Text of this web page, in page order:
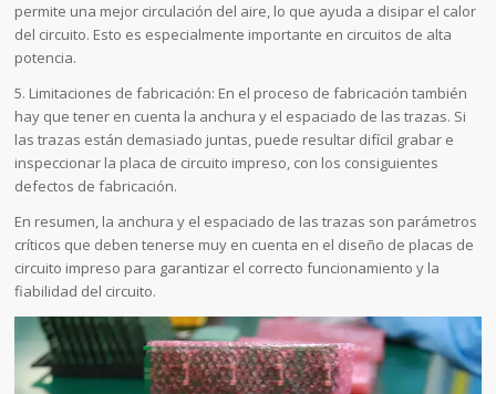
permite una mejor circulación del aire, lo que ayuda a disipar el calor
del circuito. Esto es especialmente importante en circuitos de alta
potencia.
5. Limitaciones de fabricación: En el proceso de fabricación también
hay que tener en cuenta la anchura y el espaciado de las trazas. Si
las trazas están demasiado juntas, puede resultar difícil grabar e
inspeccionar la placa de circuito impreso, con los consiguientes
defectos de fabricación.
En resumen, la anchura y el espaciado de las trazas son parámetros
críticos que deben tenerse muy en cuenta en el diseño de placas de
circuito impreso para garantizar el correcto funcionamiento y la
fiabilidad del circuito.